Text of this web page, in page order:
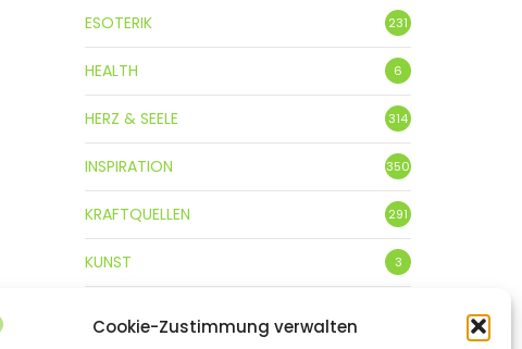
Cookie-Zustimmung verwalten
ESOTERIK 231
HEALTH 6
HERZ & SEELE 314
INSPIRATION 350
KRAFTQUELLEN 291
KUNST 3